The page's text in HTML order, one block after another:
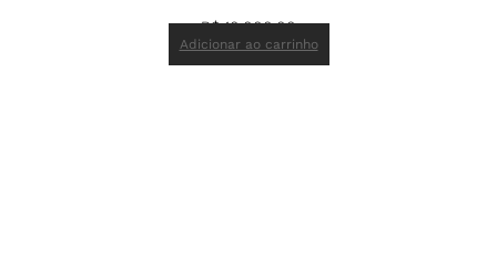
R$10.000,00
Adicionar ao carrinho